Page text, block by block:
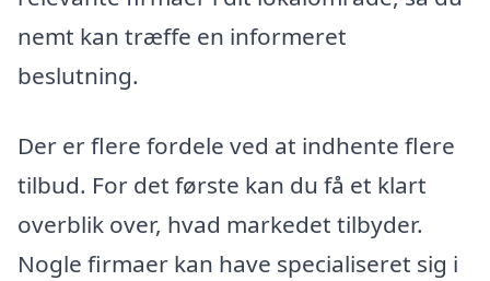
nemt kan træffe en informeret
beslutning.
Der er flere fordele ved at indhente flere
tilbud. For det første kan du få et klart
overblik over, hvad markedet tilbyder.
Nogle firmaer kan have specialiseret sig i